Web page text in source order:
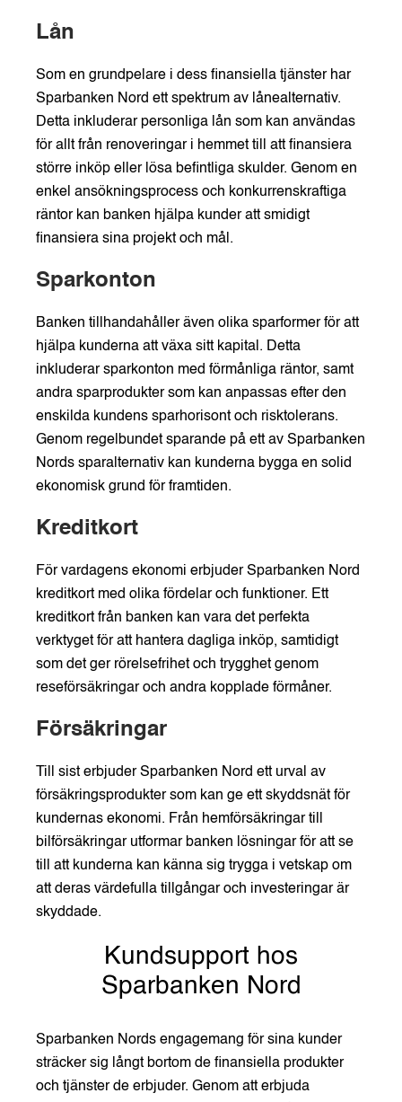
Lån
Som en grundpelare i dess finansiella tjänster har
Sparbanken Nord ett spektrum av lånealternativ.
Detta inkluderar personliga lån som kan användas
för allt från renoveringar i hemmet till att finansiera
större inköp eller lösa befintliga skulder. Genom en
enkel ansökningsprocess och konkurrenskraftiga
räntor kan banken hjälpa kunder att smidigt
finansiera sina projekt och mål.
Sparkonton
Banken tillhandahåller även olika sparformer för att
hjälpa kunderna att växa sitt kapital. Detta
inkluderar sparkonton med förmånliga räntor, samt
andra sparprodukter som kan anpassas efter den
enskilda kundens sparhorisont och risktolerans.
Genom regelbundet sparande på ett av Sparbanken
Nords sparalternativ kan kunderna bygga en solid
ekonomisk grund för framtiden.
Kreditkort
För vardagens ekonomi erbjuder Sparbanken Nord
kreditkort med olika fördelar och funktioner. Ett
kreditkort från banken kan vara det perfekta
verktyget för att hantera dagliga inköp, samtidigt
som det ger rörelsefrihet och trygghet genom
reseförsäkringar och andra kopplade förmåner.
Försäkringar
Till sist erbjuder Sparbanken Nord ett urval av
försäkringsprodukter som kan ge ett skyddsnät för
kundernas ekonomi. Från hemförsäkringar till
bilförsäkringar utformar banken lösningar för att se
till att kunderna kan känna sig trygga i vetskap om
att deras värdefulla tillgångar och investeringar är
skyddade.
Kundsupport hos
Sparbanken Nord
Sparbanken Nords engagemang för sina kunder
sträcker sig långt bortom de finansiella produkter
och tjänster de erbjuder. Genom att erbjuda